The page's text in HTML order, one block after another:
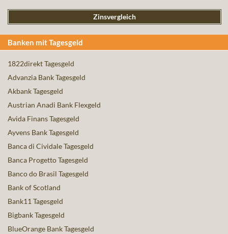
Zinsvergleich
Banken mit Tagesgeld
1822direkt Tagesgeld
Advanzia Bank Tagesgeld
Akbank Tagesgeld
Austrian Anadi Bank Flexgeld
Avida Finans Tagesgeld
Ayvens Bank Tagesgeld
Banca di Cividale Tagesgeld
Banca Progetto Tagesgeld
Banco do Brasil Tagesgeld
Bank of Scotland
Bank11 Tagesgeld
Bigbank Tagesgeld
BlueOrange Bank Tagesgeld